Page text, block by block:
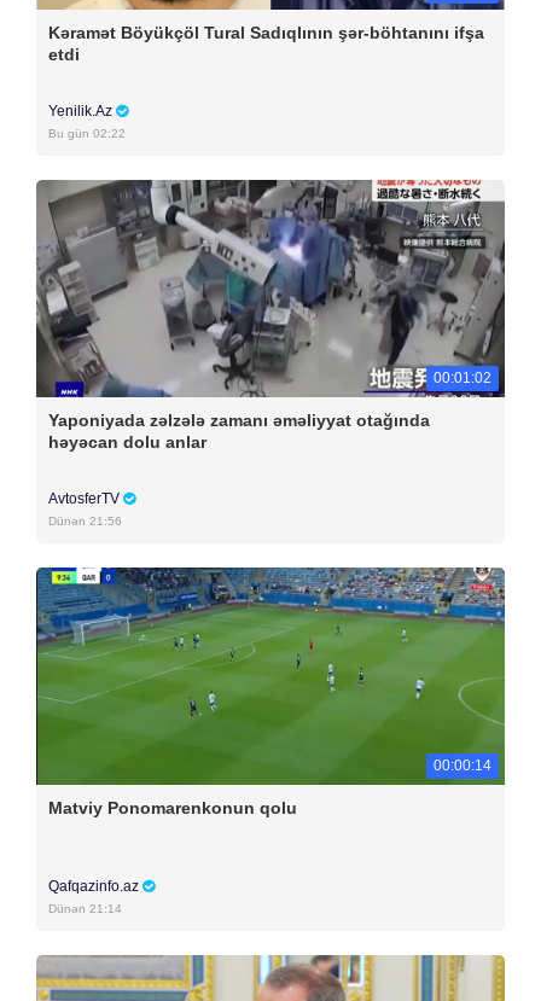
Kəramət Böyükçöl Tural Sadıqlının şər-böhtanını ifşa
etdi
Yenilik.Az
Bu gün 02:22
00:01:02
Yaponiyada zəlzələ zamanı əməliyyat otağında
həyəcan dolu anlar
AvtosferTV
Dünən 21:56
00:00:14
Matviy Ponomarenkonun qolu
Qafqazinfo.az
Dünən 21:14